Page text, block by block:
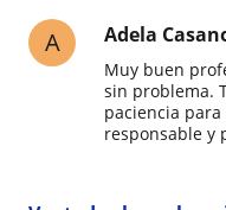
A Adela
Muy buen
sin problema.
paciencia
responsable y